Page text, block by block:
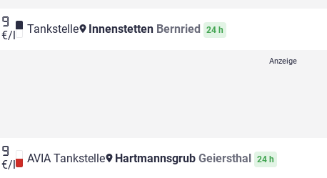
9
€/l Tankstelle Innenstetten Bernried 24 h
9
€/l AVIA Tankstelle Hartmannsgrub Geiersthal 24 h